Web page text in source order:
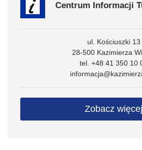
Centrum Informacji
ul. Kościuszki 13
28-500 Kazimierza
tel. +48 41 350 10
Zobacz więcej